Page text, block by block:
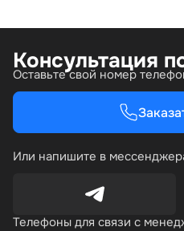
Консультация
Оставьте свой номер
Или напишите в
Телефоны для связи с